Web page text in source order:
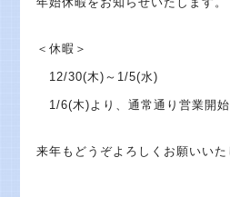
＜休暇＞
12/30(木)～1/5(水)
1/6(木)より、通常通り営業開始
来年もどうぞよろしくお願いいた